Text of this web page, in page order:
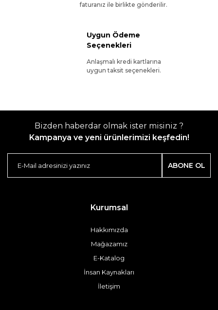
faturanız ile birlikte gönderilir.
Uygun Ödeme
Seçenekleri
Anlaşmalı kredi kartlarına
uygun taksit seçenekleri.
Bizden haberdar olmak ister misiniz ?
Kampanya ve yeni ürünlerimizi keşfedin!
ABONE OL
Kurumsal
Hakkımızda
Mağazamız
E-Katalog
İnsan Kaynakları
İletişim